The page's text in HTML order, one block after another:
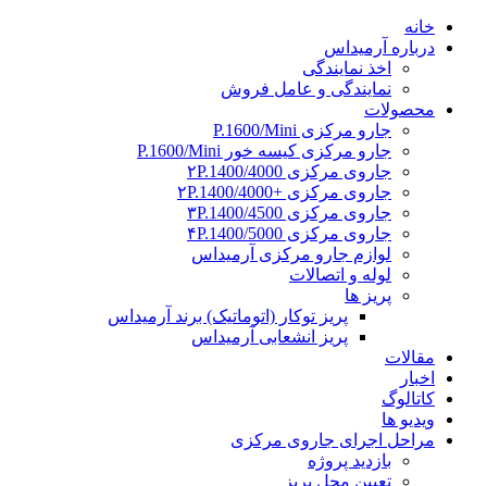
خانه
درباره آرمیداس
اخذ نمایندگی
نمایندگی و عامل فروش
محصولات
جارو مرکزی P.1600/Mini
جارو مرکزی کیسه خور P.1600/Mini
جاروی مرکزی ۲P.1400/4000
جاروی مرکزی +۲P.1400/4000
جاروی مرکزی ۳P.1400/4500
جاروی مرکزی ۴P.1400/5000
لوازم جارو مرکزی آرمیداس
لوله و اتصالات
پریز ها
پریز توکار (اتوماتیک) برند آرمیداس
پریز انشعابی آرمیداس
مقالات
اخبار
کاتالوگ
ویدیو ها
مراحل اجرای جاروی مرکزی
بازدید پروژه
تعیین محل پریز